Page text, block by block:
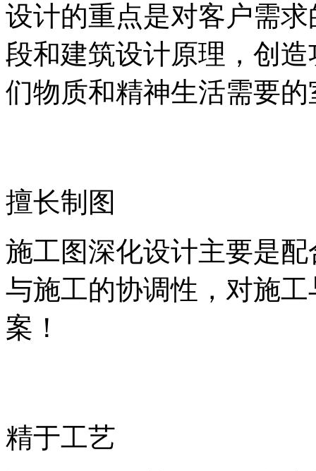
设计的重点是对客户需
段和建筑设计原理，创
们物质和精神生活需要
擅长制图
施工图深化设计主要是
与施工的协调性，对施
案！
精于工艺